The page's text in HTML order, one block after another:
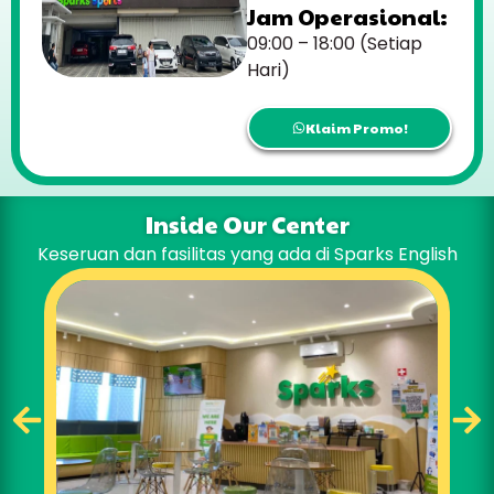
Jam Operasional:
09:00 – 18:00 (Setiap
Hari)
Klaim Promo!
Inside Our Center
Keseruan dan fasilitas yang ada di Sparks English